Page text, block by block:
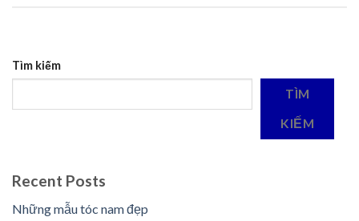
Tìm kiếm
TÌM
KIẾM
Recent Posts
Những mẫu tóc nam đẹp